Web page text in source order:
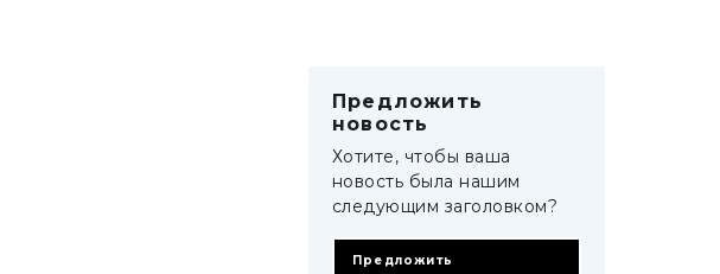
Предложить
новость
Хотите, чтобы ваша
новость была нашим
следующим заголовком?
Предложить